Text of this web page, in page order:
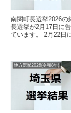
南関町長選挙2026の
長選挙が2月17日に
ています。 2月22日
地方選挙2026(令和8年)